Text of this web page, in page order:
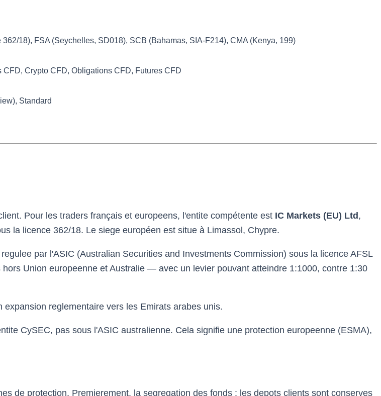
18), FSA (Seychelles, SD018), SCB (Bahamas, SIA-F214), CMA (Kenya, 199)
Crypto CFD, Obligations CFD, Futures CFD
Standard
Pour les traders français et europeens, l'entite compétente est IC Markets (EU) Ltd,
la licence 362/18. Le siege européen est situe à Limassol, Chypre.
par l'ASIC (Australian Securities and Investments Commission) sous la licence AFSL
Union europeenne et Australie — avec un levier pouvant atteindre 1:1000, contre 1:30
reglementaire vers les Emirats arabes unis.
CySEC, pas sous l'ASIC australienne. Cela signifie une protection europeenne (ESMA),
de protection. Premierement, la segregation des fonds : les depots clients sont conserves